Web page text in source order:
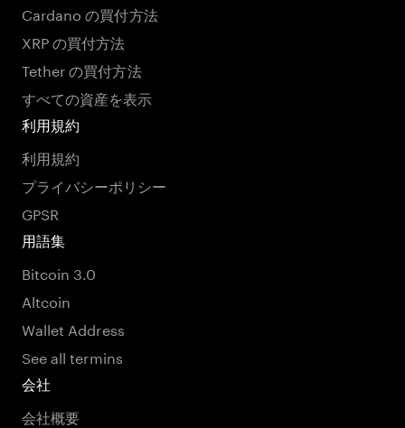
Cardano の買付方法
XRP の買付方法
Tether の買付方法
すべての資産を表示
利用規約
利用規約
プライバシーポリシー
GPSR
用語集
Bitcoin 3.0
Altcoin
Wallet Address
See all termins
会社
会社概要